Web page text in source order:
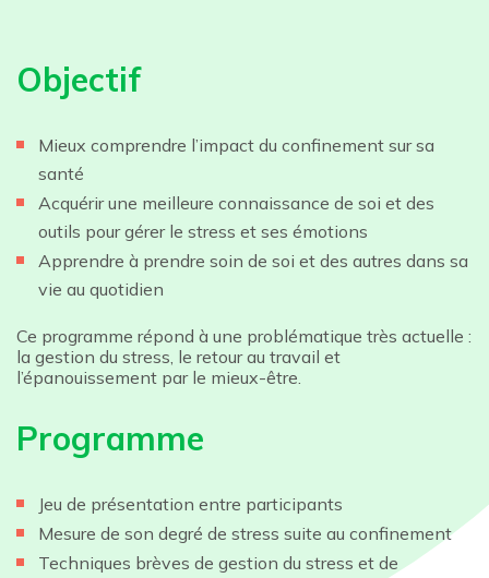
Objectif
Mieux comprendre l’impact du confinement sur sa
santé
Acquérir une meilleure connaissance de soi et des
outils pour gérer le stress et ses émotions
Apprendre à prendre soin de soi et des autres dans sa
vie au quotidien
Ce programme répond à une problématique très actuelle :
la gestion du stress, le retour au travail et
l’épanouissement par le mieux-être.
Programme
Jeu de présentation entre participants
Mesure de son degré de stress suite au confinement
Techniques brèves de gestion du stress et de